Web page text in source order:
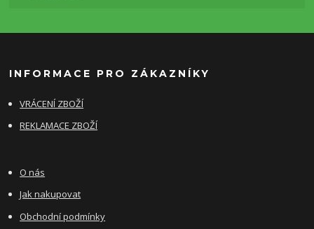
INFORMACE PRO ZÁKAZNÍKY
VRÁCENÍ ZBOŽÍ
REKLAMACE ZBOŽÍ
O nás
Jak nakupovat
Obchodní podmínky